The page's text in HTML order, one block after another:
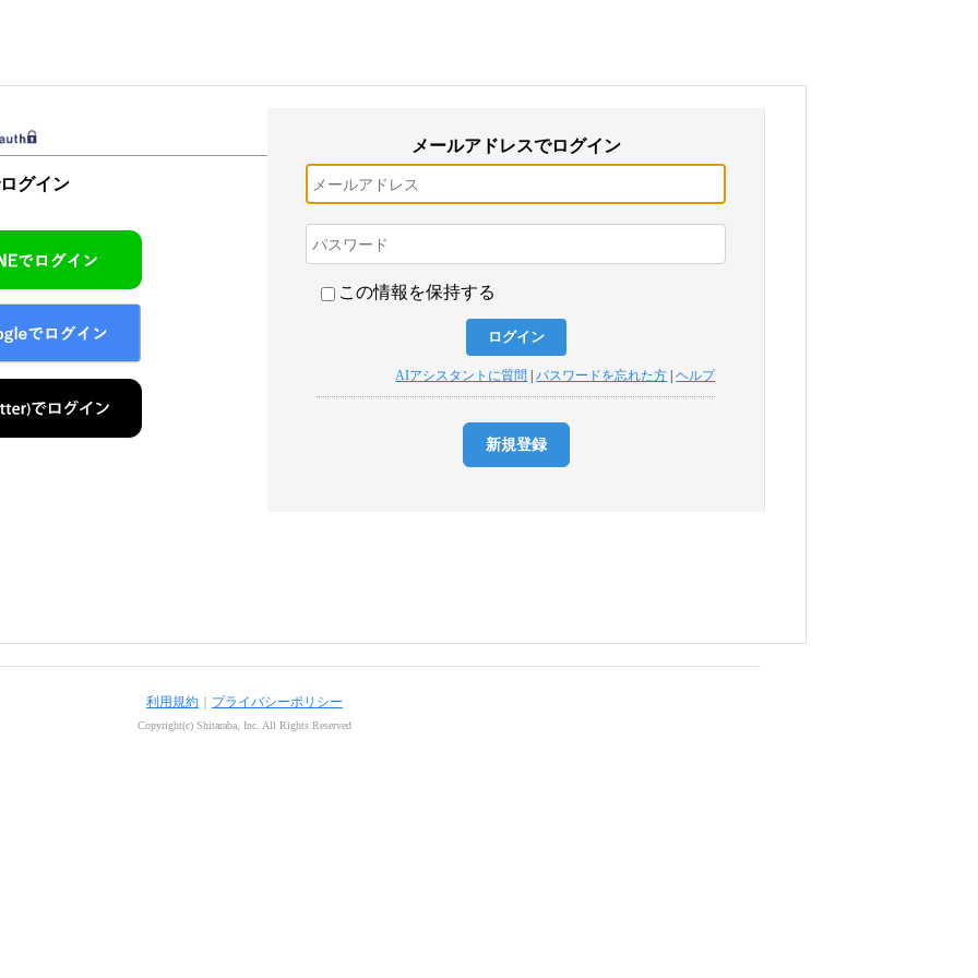
グイン
メールアドレスでログイン
この情報を保持する
AIアシスタントに質問 |パスワードを忘れた方 |ヘルプ
新規登録
利用規約 プライバシーポリシー
Copyright(c) Shitaraba, Inc. All Rights Reserved